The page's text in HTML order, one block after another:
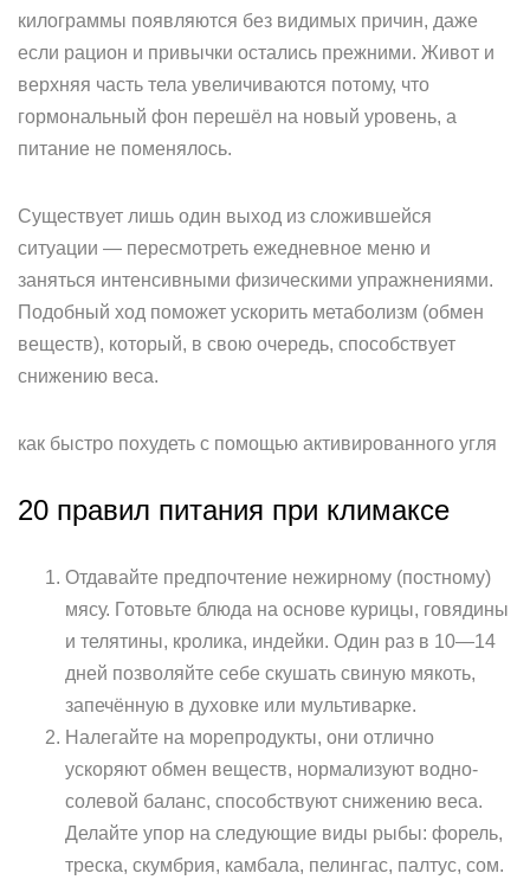
килограммы появляются без видимых причин, даже
если рацион и привычки остались прежними. Живот и
верхняя часть тела увеличиваются потому, что
гормональный фон перешёл на новый уровень, а
питание не поменялось.
Существует лишь один выход из сложившейся
ситуации — пересмотреть ежедневное меню и
заняться интенсивными физическими упражнениями.
Подобный ход поможет ускорить метаболизм (обмен
веществ), который, в свою очередь, способствует
снижению веса.
как быстро похудеть с помощью активированного угля
20 правил питания при климаксе
Отдавайте предпочтение нежирному (постному)
мясу. Готовьте блюда на основе курицы, говядины
и телятины, кролика, индейки. Один раз в 10—14
дней позволяйте себе скушать свиную мякоть,
запечённую в духовке или мультиварке.
Налегайте на морепродукты, они отлично
ускоряют обмен веществ, нормализуют водно-
солевой баланс, способствуют снижению веса.
Делайте упор на следующие виды рыбы: форель,
треска, скумбрия, камбала, пелингас, палтус, сом.